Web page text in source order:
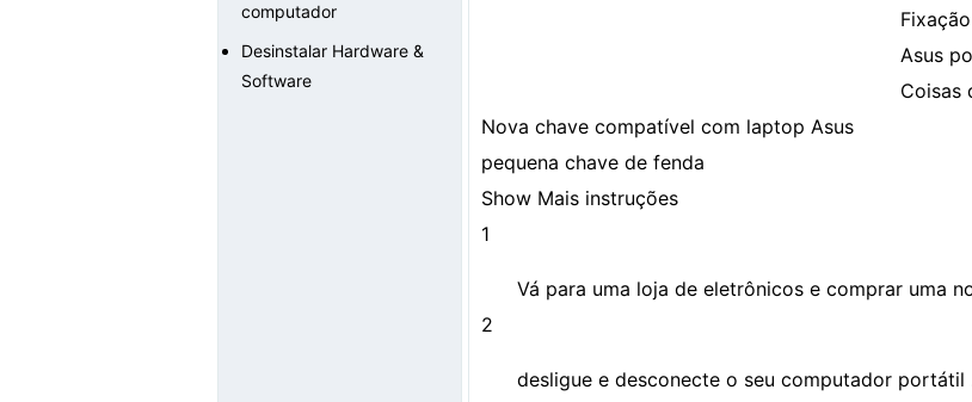
computador
Desinstalar Hardware &
Software
Asus
Coisas
Nova chave compatível com laptop Asus
pequena chave de fenda
Show Mais instruções
1
Vá para uma loja de eletrônicos e comprar uma
2
desligue e desconecte o seu computador portátil